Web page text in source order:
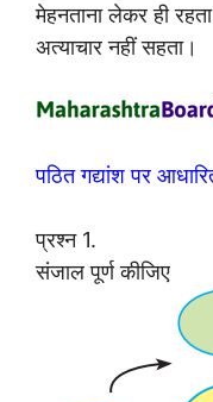
मेहनताना लेकर ही
अत्याचार नहीं सहता।
पठित गद्यांश पर
प्रश्न 1.
संजाल पूर्ण कीजिए